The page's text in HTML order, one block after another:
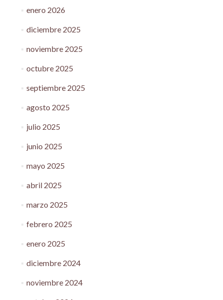
enero 2026
diciembre 2025
noviembre 2025
octubre 2025
septiembre 2025
agosto 2025
julio 2025
junio 2025
mayo 2025
abril 2025
marzo 2025
febrero 2025
enero 2025
diciembre 2024
noviembre 2024